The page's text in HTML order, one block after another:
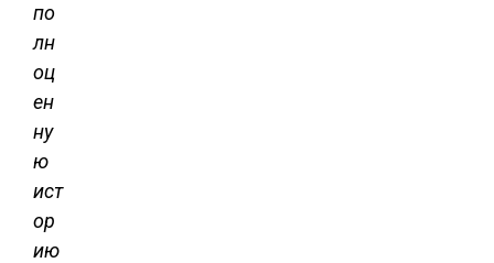
по
лн
оц
ен
ну
ю
ист
ор
ию